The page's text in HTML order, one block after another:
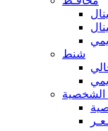
شنط
الشخصية